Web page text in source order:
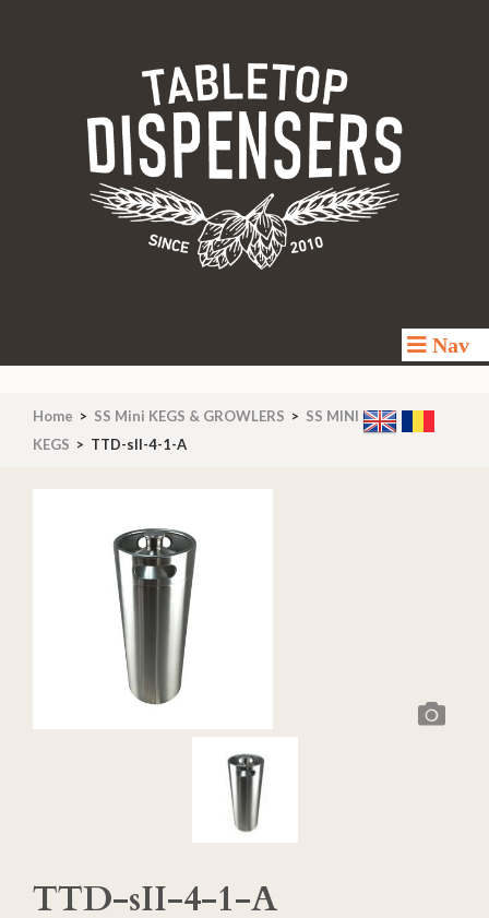
TABLETOP-DISPENSERS Nav
Home > SS Mini KEGS & GROWLERS > SS MINI
KEGS > TTD-sII-4-1-A
TTD-sII-4-1-A